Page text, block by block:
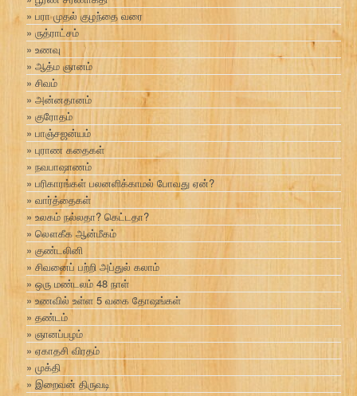
பரா முதல் குழந்தை வரை
ருத்ராட்சம்
உணவு
ஆத்ம ஞானம்
சிவம்
அன்னதானம்
குரோதம்
பாஞ்சஜன்யம்
புராண கதைகள்
நவபாஷாணம்
பரிகாரங்கள் பலனளிக்காமல் போவது ஏன்?
வார்த்தைகள்
உலகம் நல்லதா? கெட்டதா?
லௌகீக ஆன்மீகம்
குண்டலினி
சிவனைப் பற்றி அப்துல் கலாம்
ஒரு மண்டலம் 48 நாள்
உணவில் உள்ள 5 வகை தோஷங்கள்
தண்டம்
ஞானப்பழம்
ஏகாதசி விரதம்
முக்தி
இறைவன் திருவடி